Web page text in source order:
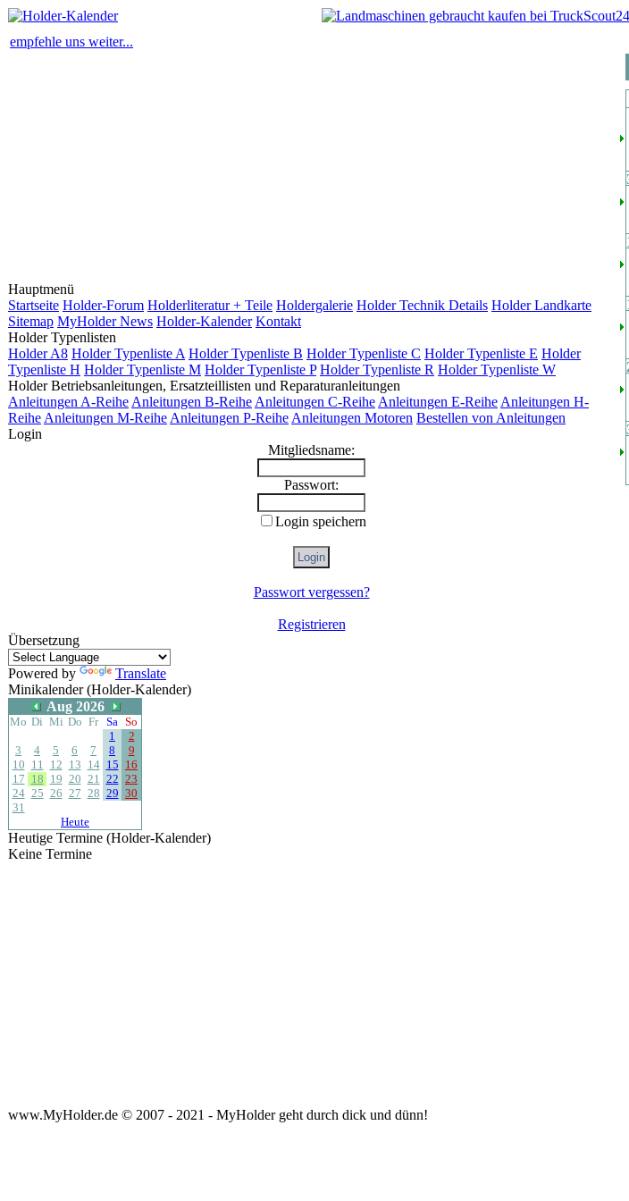
empfehle uns weiter...
Hauptmenü
Startseite Holder-Forum Holderliteratur + Teile Holdergalerie Holder Technik Details Holder Landkarte
Sitemap MyHolder News Holder-Kalender Kontakt
Holder Typenlisten
Holder A8 Holder Typenliste A Holder Typenliste B Holder Typenliste C Holder Typenliste E Holder
Typenliste H Holder Typenliste M Holder Typenliste P Holder Typenliste R Holder Typenliste W
Holder Betriebsanleitungen, Ersatzteillisten und Reparaturanleitungen
Anleitungen A-Reihe Anleitungen B-Reihe Anleitungen C-Reihe Anleitungen E-Reihe Anleitungen H-
Reihe Anleitungen M-Reihe Anleitungen P-Reihe Anleitungen Motoren Bestellen von Anleitungen
Login
Mitgliedsname:
Passwort:
Login speichern
Passwort vergessen?
Registrieren
Übersetzung
Powered by
Translate
Minikalender (Holder-Kalender)
Aug 2026
Mo Di Mi Do Fr Sa So
1
2
3
4 5 6 7 8
9
10 11 12 13 14 15 16
17 18 19 20 21 22 23
24 25 26 27 28 29 30
31
Heute
Heutige Termine (Holder-Kalender)
Keine Termine
www.MyHolder.de © 2007 - 2021 - MyHolder geht durch dick und dünn!